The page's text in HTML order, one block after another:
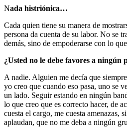
Nada histriónica…
Cada quien tiene su manera de
persona da cuenta de su labor. No se
demás, sino de empoderarse con lo
¿Usted no le debe favores a ningún
A nadie. Alguien me decía que
yo creo que cuando eso pasa, uno se
un lado. Seguir estando en ningún
lo que creo que es correcto hacer, de
cuesta el cargo, me cuesta amenazas,
aplaudan, que no me deba a ningún